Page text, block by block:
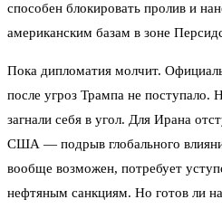
способен блокировать пролив и
американским базам в зоне
Пока дипломатия молчит.
после угроз Трампа не поступало.
загнали себя в угол. Для Ирана
США — подрыв глобального
вообще возможен, потребует
нефтяным санкциям. Но готов ли